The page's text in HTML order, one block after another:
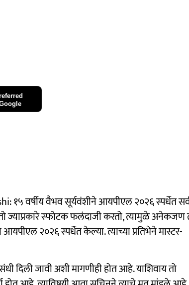
वर्षीय वैभव सूर्यवंशीने आयपीएल २०२६ स्पर्धेत
ज्याप्रकारे स्फोटक फलंदाजी करतो, त्यामुळे अनेकजण
२०२६ स्पर्धेत केल्या. त्याच्या प्रतिभेने मास्टर-
दिली जावी अशी मागणीही होत आहे. याशिवाय तो